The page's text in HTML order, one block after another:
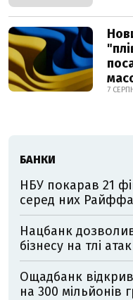
7
БАНКИ
НБУ покарав 21
серед них
Нацбанк
бізнесу на тлі
Ощадбанк
на 300 мільйонів